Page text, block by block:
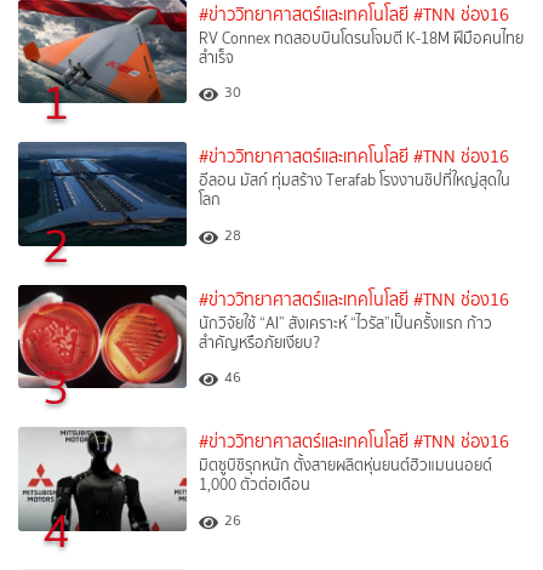
1
#ข่าววิทยาศาสตร์และเทคโนโลยี #TNN ช่อง16
RV Connex ทดสอบบินโดรนโจมตี K-18M ฝีมือคนไทย
สำเร็จ
30
2
#ข่าววิทยาศาสตร์และเทคโนโลยี #TNN ช่อง16
อีลอน มัสก์ ทุ่มสร้าง Terafab โรงงานชิปที่ใหญ่สุดใน
โลก
28
3
#ข่าววิทยาศาสตร์และเทคโนโลยี #TNN ช่อง16
นักวิจัยใช้ “AI” สังเคราะห์ “ไวรัส”เป็นครั้งแรก ก้าว
สำคัญหรือภัยเงียบ?
46
4
#ข่าววิทยาศาสตร์และเทคโนโลยี #TNN ช่อง16
มิตซูบิชิรุกหนัก ตั้งสายผลิตหุ่นยนต์ฮิวแมนนอยด์
1,000 ตัวต่อเดือน
26